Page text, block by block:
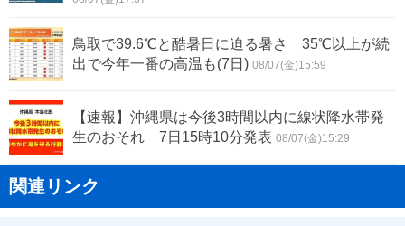
鳥取で39.6℃と酷暑日に迫る暑さ 35℃以上が続
出で今年一番の高温も(7日) 08/07(金)15:59
【速報】沖縄県は今後3時間以内に線状降水帯発
生のおそれ 7日15時10分発表 08/07(金)15:29
関連リンク